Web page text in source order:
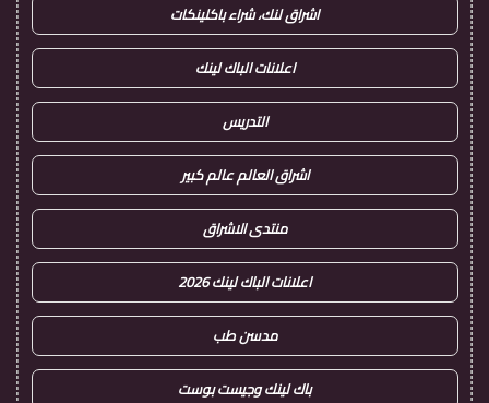
اشراق لنك، شراء باكلينكات
اعلانات الباك لينك
التدريس
اشراق العالم عالم كبير
منتدى الاشراق
اعلانات الباك لينك 2026
مدسن طب
باك لينك وجيست بوست